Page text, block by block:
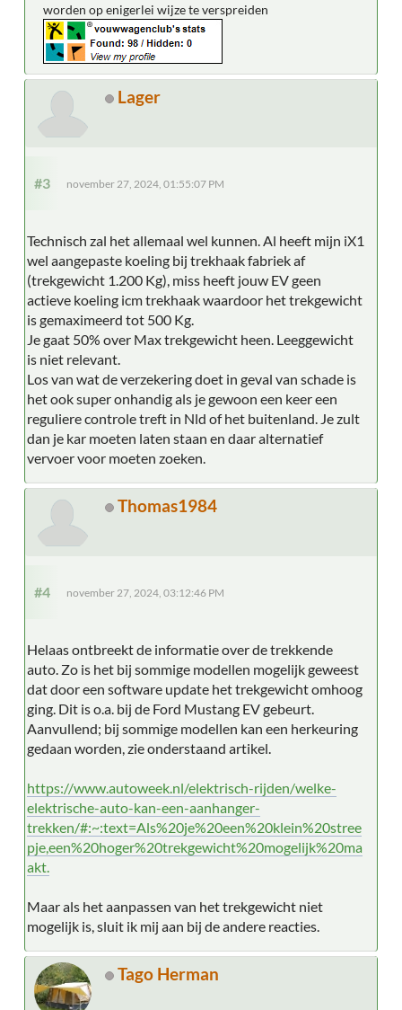
worden op enigerlei wijze te verspreiden
Lager
#3 november 27, 2024, 01:55:07 PM
Technisch zal het allemaal wel kunnen. Al heeft mijn iX1
wel aangepaste koeling bij trekhaak fabriek af
(trekgewicht 1.200 Kg), miss heeft jouw EV geen
actieve koeling icm trekhaak waardoor het trekgewicht
is gemaximeerd tot 500 Kg.
Je gaat 50% over Max trekgewicht heen. Leeggewicht
is niet relevant.
Los van wat de verzekering doet in geval van schade is
het ook super onhandig als je gewoon een keer een
reguliere controle treft in Nld of het buitenland. Je zult
dan je kar moeten laten staan en daar alternatief
vervoer voor moeten zoeken.
Thomas1984
#4 november 27, 2024, 03:12:46 PM
Helaas ontbreekt de informatie over de trekkende
auto. Zo is het bij sommige modellen mogelijk geweest
dat door een software update het trekgewicht omhoog
ging. Dit is o.a. bij de Ford Mustang EV gebeurt.
Aanvullend; bij sommige modellen kan een herkeuring
gedaan worden, zie onderstaand artikel.
https://www.autoweek.nl/elektrisch-rijden/welke-
elektrische-auto-kan-een-aanhanger-
trekken/#:~:text=Als%20je%20een%20klein%20stree
pje,een%20hoger%20trekgewicht%20mogelijk%20ma
akt.
Maar als het aanpassen van het trekgewicht niet
mogelijk is, sluit ik mij aan bij de andere reacties.
Tago Herman